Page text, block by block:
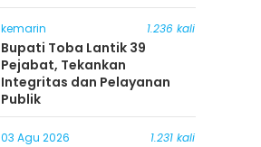
kemarin 1.236 kali
Bupati Toba Lantik 39
Pejabat, Tekankan
Integritas dan Pelayanan
Publik
03 Agu 2026 1.231 kali